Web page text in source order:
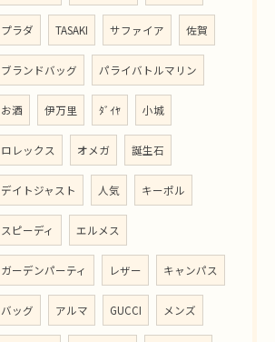
プラダ TASAKI サファイア 佐賀
ブランドバッグ パライバトルマリン
お酒 伊万里 ﾀﾞｲﾔ 小城
ロレックス オメガ 誕生石
デイトジャスト 人気 キーポル
スピーディ エルメス
ガーデンパーティ レザー キャンパス
バッグ アルマ GUCCI メンズ